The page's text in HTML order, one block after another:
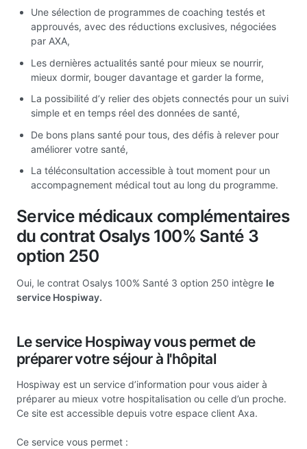
Une sélection de programmes de coaching testés et
approuvés, avec des réductions exclusives, négociées
par AXA,
Les dernières actualités santé pour mieux se nourrir,
mieux dormir, bouger davantage et garder la forme,
La possibilité d’y relier des objets connectés pour un suivi
simple et en temps réel des données de santé,
De bons plans santé pour tous, des défis à relever pour
améliorer votre santé,
La téléconsultation accessible à tout moment pour un
accompagnement médical tout au long du programme.
Service médicaux complémentaires
du contrat Osalys 100% Santé 3
option 250
Oui, le contrat Osalys 100% Santé 3 option 250 intègre le
service Hospiway.
Le service Hospiway vous permet de
préparer votre séjour à l'hôpital
Hospiway est un service d’information pour vous aider à
préparer au mieux votre hospitalisation ou celle d’un proche.
Ce site est accessible depuis votre espace client Axa.
Ce service vous permet :